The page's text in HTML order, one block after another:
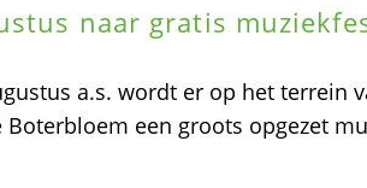
naar gratis
a.s. wordt er op het terrein
een groots opgezet